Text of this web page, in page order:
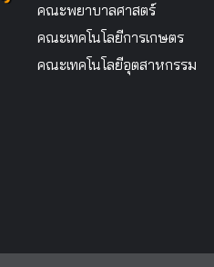
คณะพยาบาลศาสตร์
คณะเทคโนโลยีการเกษตร
คณะเทคโนโลยีอุตสาหกรรม